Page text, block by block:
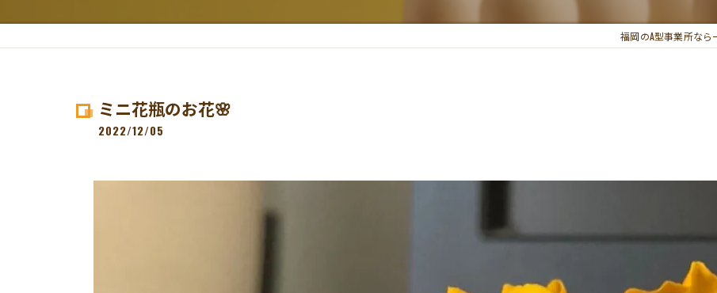
福岡のA型事業所な
ミニ花瓶のお花🌸
2022/12/05